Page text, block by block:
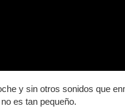
y sin otros sonidos que
es tan pequeño.